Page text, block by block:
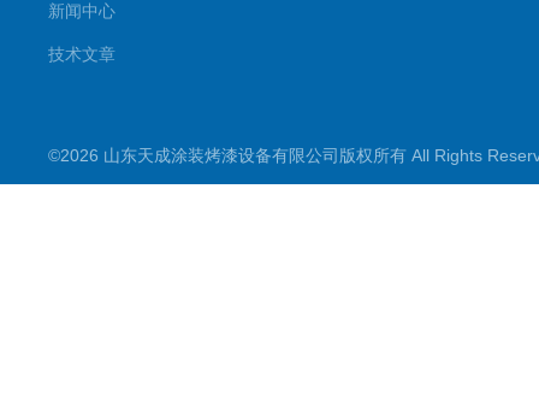
新闻中心
技术文章
©2026 山东天成涂装烤漆设备有限公司版权所有 All Rights